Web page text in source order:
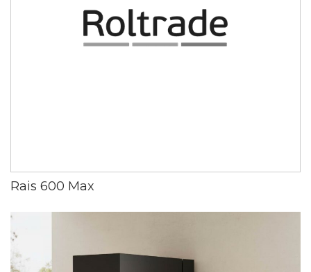
Rais 600 Max